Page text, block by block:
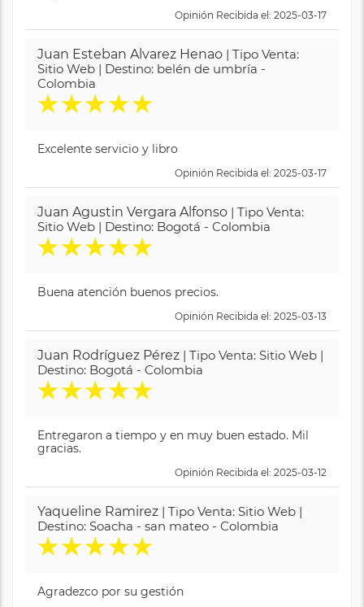
Opinión Recibida el: 2025-03-17
Juan Esteban Alvarez Henao | Tipo Venta:
Sitio Web | Destino: belén de umbría -
Colombia
★★★★★
Excelente servicio y libro
Opinión Recibida el: 2025-03-17
Juan Agustin Vergara Alfonso | Tipo Venta:
Sitio Web | Destino: Bogotá - Colombia
★★★★★
Buena atención buenos precios.
Opinión Recibida el: 2025-03-13
Juan Rodríguez Pérez | Tipo Venta: Sitio Web |
Destino: Bogotá - Colombia
★★★★★
Entregaron a tiempo y en muy buen estado. Mil
gracias.
Opinión Recibida el: 2025-03-12
Yaqueline Ramirez | Tipo Venta: Sitio Web |
Destino: Soacha - san mateo - Colombia
★★★★★
Agradezco por su gestión